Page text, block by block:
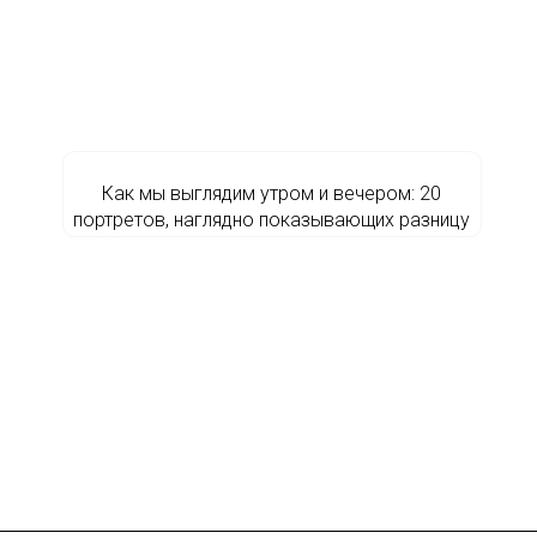
Как мы выглядим утром и вечером: 20
портретов, наглядно показывающих разницу